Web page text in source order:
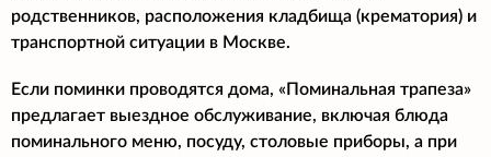
родственников, расположения кладбища (крематория) и
транспортной ситуации в Москве.
Если поминки проводятся дома, «Поминальная трапеза»
предлагает выездное обслуживание, включая блюда
поминального меню, посуду, столовые приборы, а при